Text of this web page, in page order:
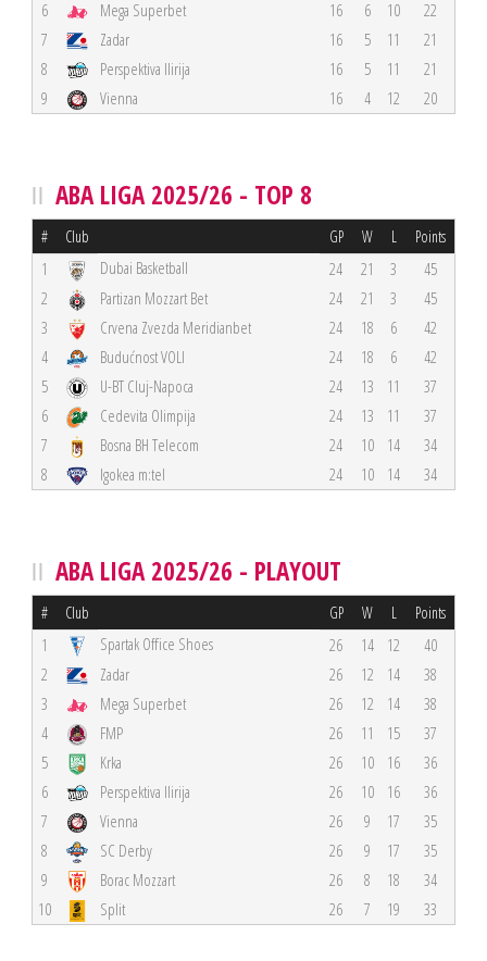
6
Mega Superbet 16 6 10
22
7
Zadar 16 5 11
21
8
Perspektiva Ilirija 16 5 11
21
9
Vienna 16 4 12 20
ABA LIGA 2025/26 - TOP 8
# Club GP W L Points
1 Dubai Basketball 24 21 3
45
2
Partizan Mozzart Bet 24 21 3
45
3
Crvena Zvezda Meridianbet 24 18 6
42
4
Budućnost VOLI 24 18 6
42
5
U-BT Cluj-Napoca 24 13 11
37
6
Cedevita Olimpija 24 13 11
37
7
Bosna BH Telecom 24 10 14
34
8
Igokea m:tel 24 10 14 34
ABA LIGA 2025/26 - PLAYOUT
# Club GP W L Points
1 Spartak Office Shoes 26 14 12
40
2
Zadar 26 12 14
38
3
Mega Superbet 26 12 14
38
4
FMP 26 11 15
37
5
Krka 26 10 16
36
6
Perspektiva Ilirija 26 10 16
36
7
Vienna 26 9 17
35
8
SC Derby 26 9 17
35
9
Borac Mozzart 26 8 18
34
10
Split 26 7 19 33